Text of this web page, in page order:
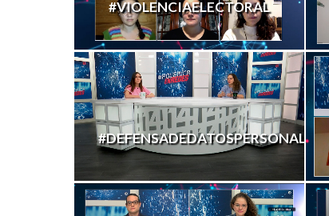
#VIOLENCIAELECTORAL
#DEFENSADEDATOSPERSONALES